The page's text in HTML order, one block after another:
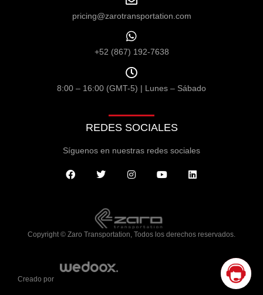
pricing@zarotransportation.com
+52 (867) 192-7638
8:00 – 16:00 (GMT-5) | Lunes – Sábado
REDES SOCIALES
Síguenos en nuestras redes sociales
Copyright © Zaro Transportation, Todos los derechos reservados.
Creado por